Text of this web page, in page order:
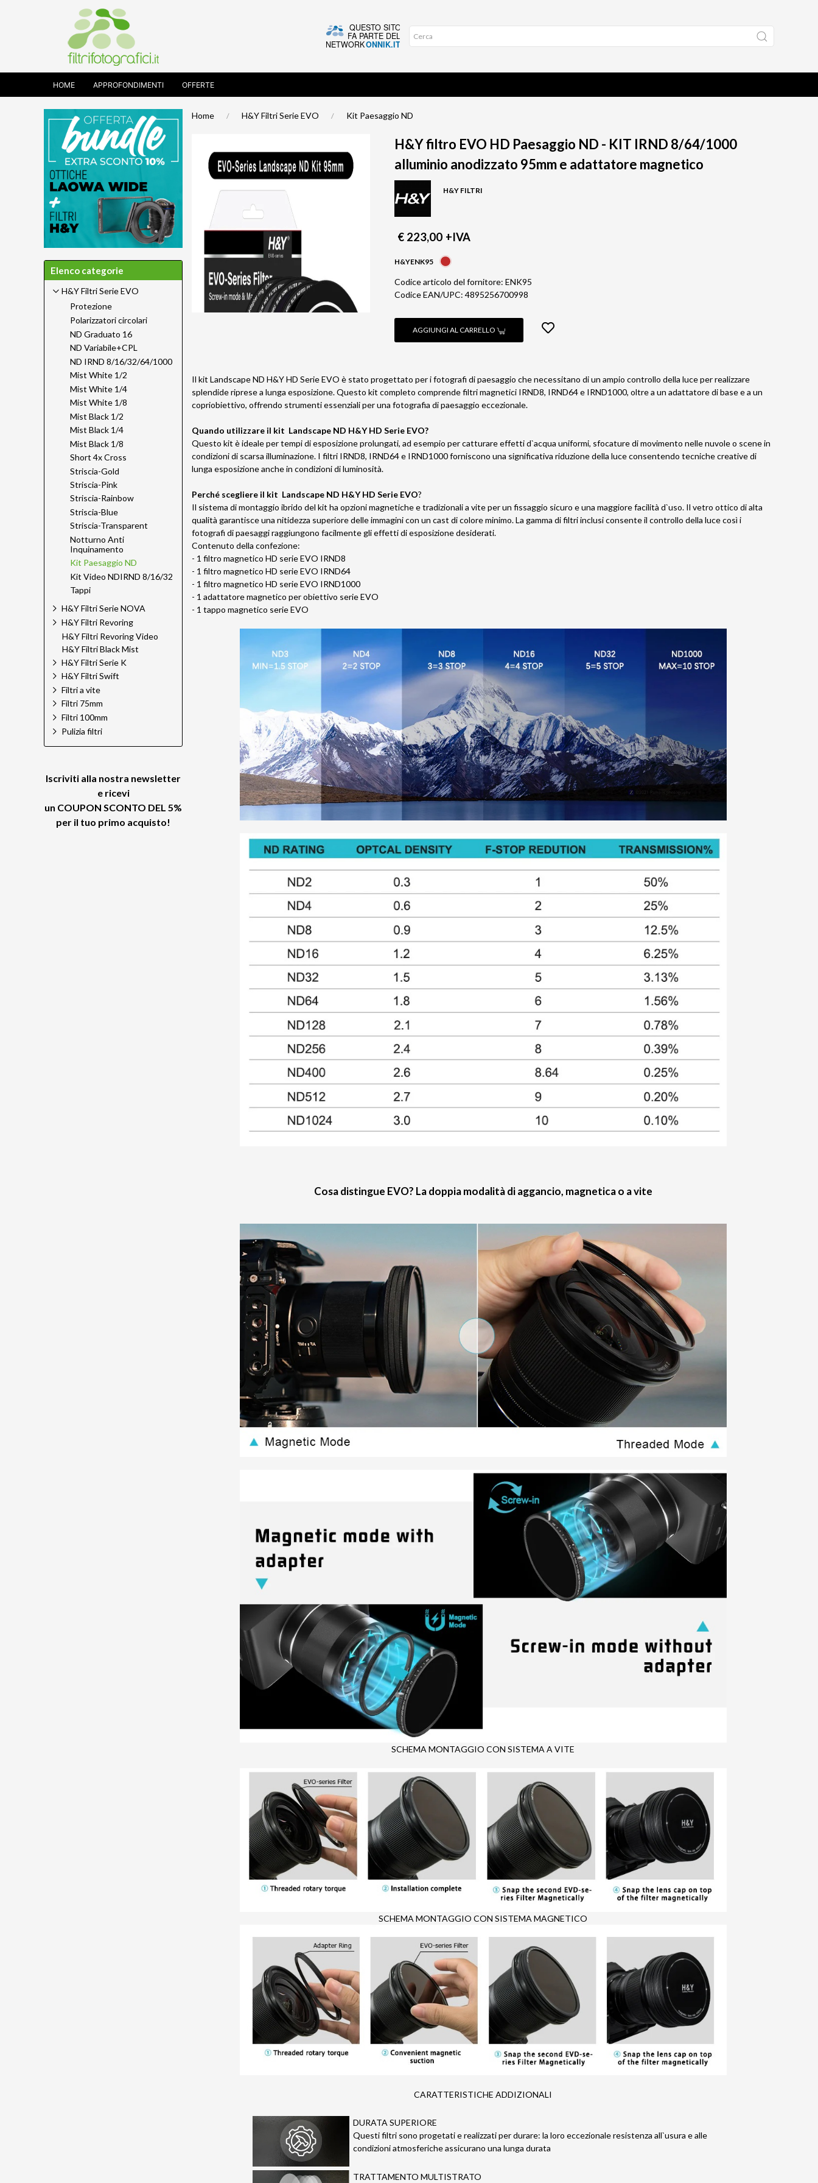
HOME APPROFONDIMENTI OFFERTE
Home H&Y Filtri Serie EVO Kit Paesaggio ND
H&Y filtro EVO HD Paesaggio ND - KIT IRND 8/64/1000
alluminio anodizzato 95mm e adattatore magnetico
H&Y FILTRI
€ 223,00 +IVA
H&YENK95
Codice articolo del fornitore: ENK95
Codice EAN/UPC: 4895256700998
AGGIUNGI AL CARRELLO
Il kit Landscape ND H&Y HD Serie EVO è stato progettato per i fotografi di paesaggio che necessitano di un ampio controllo della luce per realizzare
splendide riprese a lunga esposizione. Questo kit completo comprende filtri magnetici IRND8, IRND64 e IRND1000, oltre a un adattatore di base e a un
copriobiettivo, offrendo strumenti essenziali per una fotografia di paesaggio eccezionale.
Quando utilizzare il kit Landscape ND H&Y HD Serie EVO?
Questo kit è ideale per tempi di esposizione prolungati, ad esempio per catturare effetti d`acqua uniformi, sfocature di movimento nelle nuvole o scene in
condizioni di scarsa illuminazione. I filtri IRND8, IRND64 e IRND1000 forniscono una significativa riduzione della luce consentendo tecniche creative di
lunga esposizione anche in condizioni di luminosità.
Perché scegliere il kit Landscape ND H&Y HD Serie EVO?
Il sistema di montaggio ibrido del kit ha opzioni magnetiche e tradizionali a vite per un fissaggio sicuro e una maggiore facilità d`uso. Il vetro ottico di alta
qualità garantisce una nitidezza superiore delle immagini con un cast di colore minimo. La gamma di filtri inclusi consente il controllo della luce così i
fotografi di paesaggi raggiungono facilmente gli effetti di esposizione desiderati.
Contenuto della confezione:
- 1 filtro magnetico HD serie EVO IRND8
- 1 filtro magnetico HD serie EVO IRND64
- 1 filtro magnetico HD serie EVO IRND1000
- 1 adattatore magnetico per obiettivo serie EVO
- 1 tappo magnetico serie EVO
Cosa distingue EVO? La doppia modalità di aggancio, magnetica o a vite
SCHEMA MONTAGGIO CON SISTEMA A VITE
SCHEMA MONTAGGIO CON SISTEMA MAGNETICO
CARATTERISTICHE ADDIZIONALI
DURATA SUPERIORE
Questi filtri sono progetati e realizzati per durare: la loro eccezionale resistenza all`usura e alle
condizioni atmosferiche assicurano una lunga durata
TRATTAMENTO MULTISTRATO
Elenco categorie
H&Y Filtri Serie EVO
Protezione
Polarizzatori circolari
ND Graduato 16
ND Variabile+CPL
ND IRND 8/16/32/64/1000
Mist White 1/2
Mist White 1/4
Mist White 1/8
Mist Black 1/2
Mist Black 1/4
Mist Black 1/8
Short 4x Cross
Striscia-Gold
Striscia-Pink
Striscia-Rainbow
Striscia-Blue
Striscia-Transparent
Notturno Anti
Inquinamento
Kit Paesaggio ND
Kit Video NDIRND 8/16/32
Tappi
H&Y Filtri Serie NOVA
H&Y Filtri Revoring
H&Y Filtri Revoring Video
H&Y Filtri Black Mist
H&Y Filtri Serie K
H&Y Filtri Swift
Filtri a vite
Filtri 75mm
Filtri 100mm
Pulizia filtri
Iscriviti alla nostra newsletter
e ricevi
un COUPON SCONTO DEL 5%
per il tuo primo acquisto!